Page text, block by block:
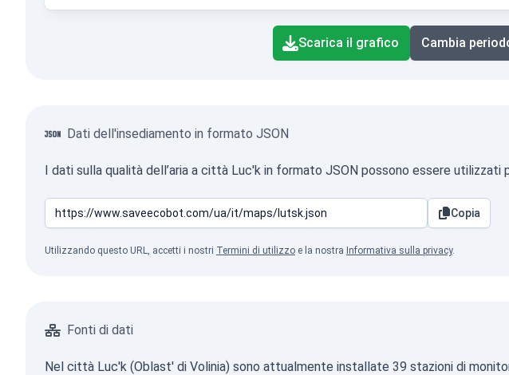
End of interactive chart.
Scarica il grafico Cambia
Dati dell'insediamento in formato JSON
I dati sulla qualità dell’aria a città Luc'k in formato JSON possono essere
Copia
Utilizzando questo URL, accetti i nostri Termini di utilizzo e la nostra Informativa sulla privacy.
Fonti di dati
Nel città Luc'k (Oblast' di Volinia) sono attualmente installate 39 stazioni di